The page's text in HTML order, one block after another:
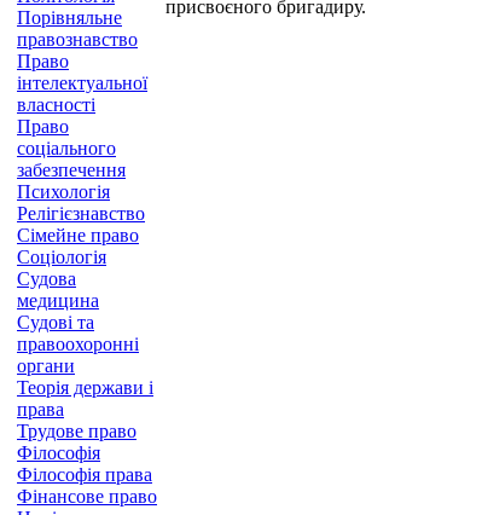
Порівняльне
правознавство
Право
інтелектуальної
власності
Право
соціального
забезпечення
Психологія
Релігієзнавство
Сімейне право
Соціологія
Судова
медицина
Судові та
правоохоронні
органи
Теорія держави і
права
Трудове право
Філософія
Філософія права
Фінансове право
присвоєного бригадиру.